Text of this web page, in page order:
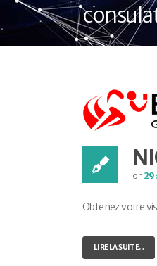
on 29
Obtenez votre
LIRE LA SUITE...